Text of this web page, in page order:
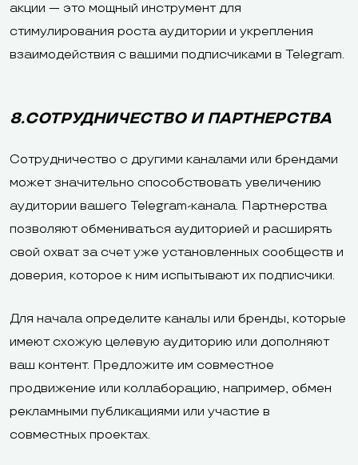
акции — это мощный инструмент для
стимулирования роста аудитории и укрепления
взаимодействия с вашими подписчиками в Telegram.
8.СОТРУДНИЧЕСТВО И ПАРТНЕРСТВА
Сотрудничество с другими каналами или брендами
может значительно способствовать увеличению
аудитории вашего Telegram-канала. Партнерства
позволяют обмениваться аудиторией и расширять
свой охват за счет уже установленных сообществ и
доверия, которое к ним испытывают их подписчики.
Для начала определите каналы или бренды, которые
имеют схожую целевую аудиторию или дополняют
ваш контент. Предложите им совместное
продвижение или коллаборацию, например, обмен
рекламными публикациями или участие в
совместных проектах.